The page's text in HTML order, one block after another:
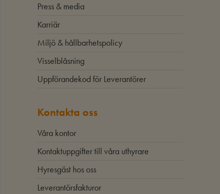
Press & media
Karriär
Miljö & hållbarhetspolicy
Visselblåsning
Uppförandekod för Leverantörer
Kontakta oss
Våra kontor
Kontaktuppgifter till våra uthyrare
Hyresgäst hos oss
Leverantörsfakturor